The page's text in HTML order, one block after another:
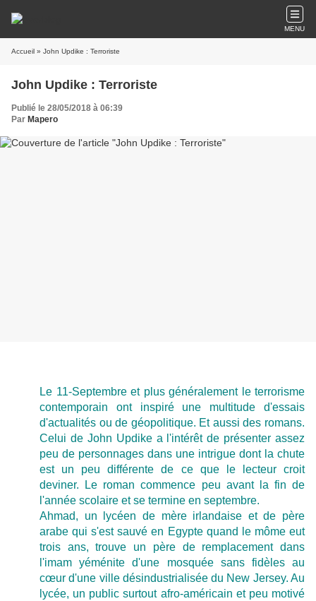
MENU
Accueil » John Updike : Terroriste
John Updike : Terroriste
Publié le 28/05/2018 à 06:39
Par Mapero
Le 11-Septembre et plus généralement le terrorisme
contemporain ont inspiré une multitude d'essais
d'actualités ou de géopolitique. Et aussi des romans.
Celui de John Updike a l'intérêt de présenter assez
peu de personnages dans une intrigue dont la chute
est un peu différente de ce que le lecteur croit
deviner. Le roman commence peu avant la fin de
l'année scolaire et se termine en septembre.
Ahmad, un lycéen de mère irlandaise et de père
arabe qui s'est sauvé en Egypte quand le môme eut
trois ans, trouve un père de remplacement dans
l'imam yéménite d'une mosquée sans fidèles au
cœur d'une ville désindustrialisée du New Jersey. Au
lycée, un public surtout afro-américain et peu motivé